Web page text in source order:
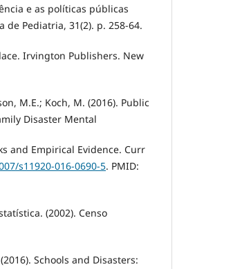
e as políticas públicas
de Pediatria, 31(2). p. 258-64.
Irvington Publishers. New
M.E.; Koch, M. (2016). Public
Disaster Mental
and Empirical Evidence. Curr
s11920-016-0690-5. PMID:
(2002). Censo
Schools and Disasters: